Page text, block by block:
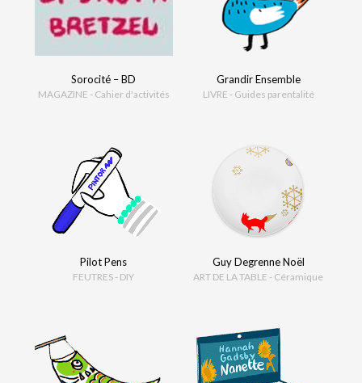
Sorocité – BD
MAGAZINE - Cahier d'activités
Grandir Ensemble
LIVRE - Guides parentalité
Pilot Pens
FEUTRES - DIY
Guy Degrenne Noël
ART DE LA TABLE - Céramique